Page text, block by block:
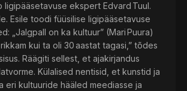
ligipääsetavuse ekspert Edvard Tuul.
Esile toodi füüsilise ligipääsetavuse
„Jalgpall on ka kultuur” (Mari Puura)
kui ta oli 30 aastat tagasi,” tõdes
Räägiti sellest, et ajakirjandus
Külalised nentisid, et kunstid ja
eri kultuuride hääled meediasse ja